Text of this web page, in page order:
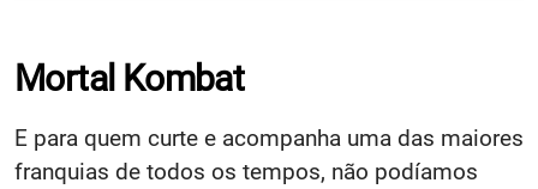
Mortal Kombat
E para quem curte e acompanha uma das maiores
franquias de todos os tempos, não podíamos